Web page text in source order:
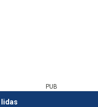
PUB
lidas